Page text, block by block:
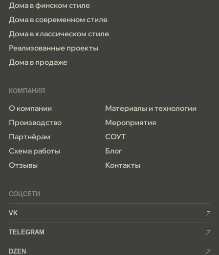
Дома в финском стиле
Дома в современном стиле
Дома в классическом стиле
Реализованные проекты
Дома в продаже
КОМПАНИЯ
О компании
Производство
Партнёрам
Схема работы
Отзывы
Материалы и технологии
Мероприятия
СОУТ
Блог
Контакты
СОЦСЕТИ
VK
TELEGRAM
DZEN